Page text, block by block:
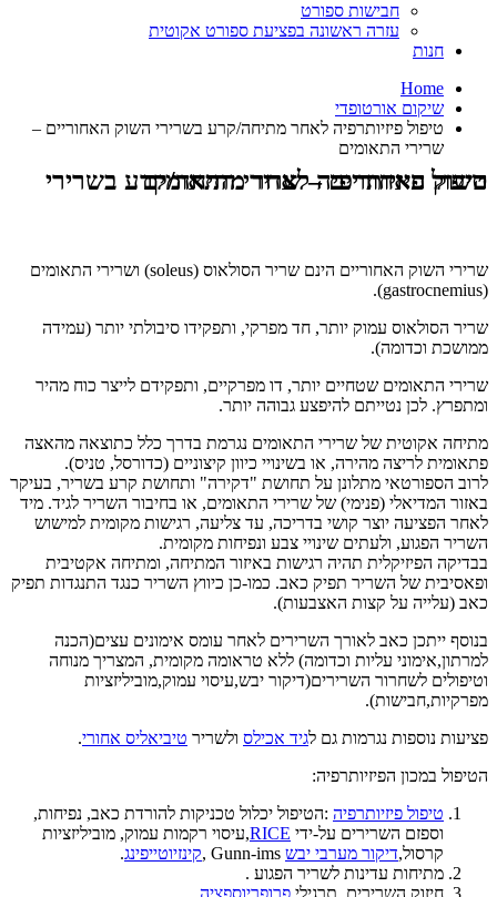
חבישות ספורט
עזרה ראשונה בפציעת ספורט אקוטית
חנות
Home
שיקום אורטופדי
טיפול פיזיותרפיה לאחר מתיחה/קרע בשרירי השוק האחוריים –
שרירי התאומים
טיפול פיזיותרפיה לאחר מתיחה/קרע בשרירי השוק האחוריים – שרירי התאומים
שרירי השוק האחוריים הינם שריר הסולאוס (soleus) ושרירי התאומים
(gastrocnemius).
שריר הסולאוס עמוק יותר, חד מפרקי, ותפקידו סיבולתי יותר (עמידה
ממושכת וכדומה).
שרירי התאומים שטחיים יותר, דו מפרקיים, ותפקידם לייצר כוח מהיר
ומתפרץ. לכן נטייתם להיפצע גבוהה יותר.
מתיחה אקוטית של שרירי התאומים נגרמת בדרך כלל כתוצאה מהאצה
פתאומית לריצה מהירה, או בשינויי כיוון קיצוניים (כדורסל, טניס).
לרוב הספורטאי מתלונן על תחושת "דקירה" ותחושת קרע בשריר, בעיקר
באזור המדיאלי (פנימי) של שרירי התאומים, או בחיבור השריר לגיד. מיד
לאחר הפציעה יוצר קושי בדריכה, עד צליעה, רגישות מקומית למישוש
השריר הפגוע, ולעתים שינויי צבע ונפיחות מקומית.
בבדיקה הפיזיקלית תהיה רגישות באיזור המתיחה, ומתיחה אקטיבית
ופאסיבית של השריר תפיק כאב. כמו-כן כיווץ השריר כנגד התנגדות תפיק
כאב (עלייה על קצות האצבעות).
בנוסף ייתכן כאב לאורך השרירים לאחר עומס אימונים עצים(הכנה
למרתון,אימוני עליות וכדומה) ללא טראומה מקומית, המצריך מנוחה
וטיפולים לשחרור השרירים(דיקור יבש,עיסוי עמוק,מוביליזציות
מפרקיות,חבישות).
פציעות נוספות נגרמות גם לגיד אכילס ולשריר טיביאליס אחורי.
הטיפול במכון הפיזיותרפיה:
טיפול פיזיותרפיה :הטיפול יכלול טכניקות להורדת כאב, נפיחות,
וספזם השרירים על-ידי RICE,עיסוי רקמות עמוק, מוביליזציות
קרסול,דיקור מערבי יבש קינזיוטייפינג.
מתיחות עדינות לשריר הפגוע .
חיזוק השרירים, תרגילי פרופריוספציה